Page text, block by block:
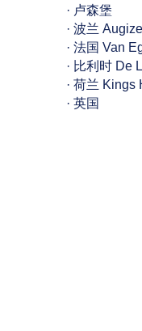
· 卢森堡
· 波兰
· 法国 Van
· 比利时 De
· 荷兰
· 英国